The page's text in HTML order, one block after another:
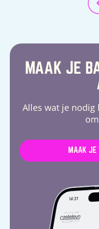
MAAK JE
Alles wat je nodig
MAAK JE